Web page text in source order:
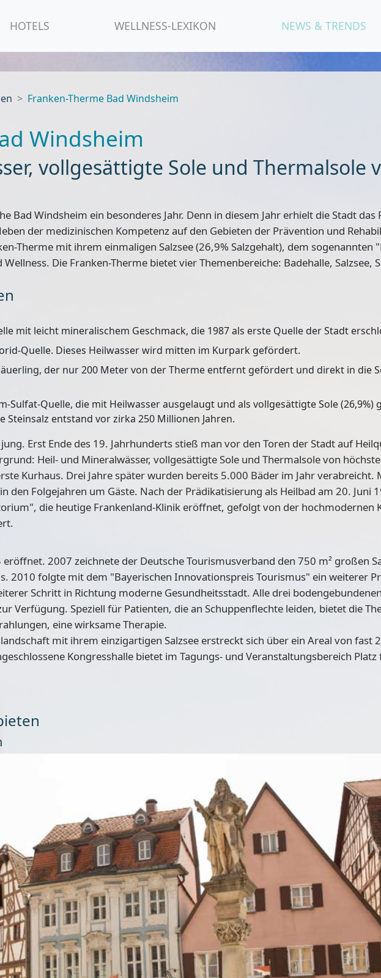
HOTELS WELLNESS-LEXIKON NEWS & TRENDS
Franken-Therme Bad Windsheim
Windsheim
vollgesättigte Sole und Thermalsole
Bad Windsheim ein besonderes Jahr. Denn in diesem Jahr erhielt die Stadt das
der medizinischen Kompetenz auf den Gebieten der Prävention und
Therme mit ihrem einmaligen Salzsee (26,9% Salzgehalt), dem sogenannten
Die Franken-Therme bietetvier Themenbereiche: Badehalle, Salzsee,
mit leicht mineralischem Geschmack, die 1987 als erste Quelle der Stadt
Quelle. Dieses Heilwasser wird mitten im Kurpark gefördert.
der nur 200 Meter von der Therme entfernt gefördert und direkt in die
Sulfat-Quelle, die mit Heilwasser ausgelaugt und als vollgesättigte Sole
Steinsalz entstand vor zirka 250 Millionen Jahren.
Erst Ende des 19. Jahrhunderts stieß man vor den Toren der Stadt auf
Heil- und Mineralwässer, vollgesättigte Sole und Thermalsole von
Kurhaus. Drei Jahre später wurden bereits 5.000 Bäder im Jahr verabreicht.
den Folgejahren um Gäste. Nach der Prädikatisierung als Heilbad am 20. Juni
die heutige Frankenland-Klinik eröffnet, gefolgt von der hochmodernen
2007 zeichnete der Deutsche Tourismusverband den 750 m² großen
2010 folgte mit dem "Bayerischen Innovationspreis Tourismus" ein weiterer
Schritt in Richtung moderne Gesundheitsstadt. Alle drei
Verfügung. Speziell für Patienten, die an Schuppenflechte leiden, bietet die
eine wirksame Therapie.
mit ihrem einzigartigen Salzsee erstreckt sich über ein Areal von fast
Kongresshalle bietet im Tagungs- und Veranstaltungsbereich